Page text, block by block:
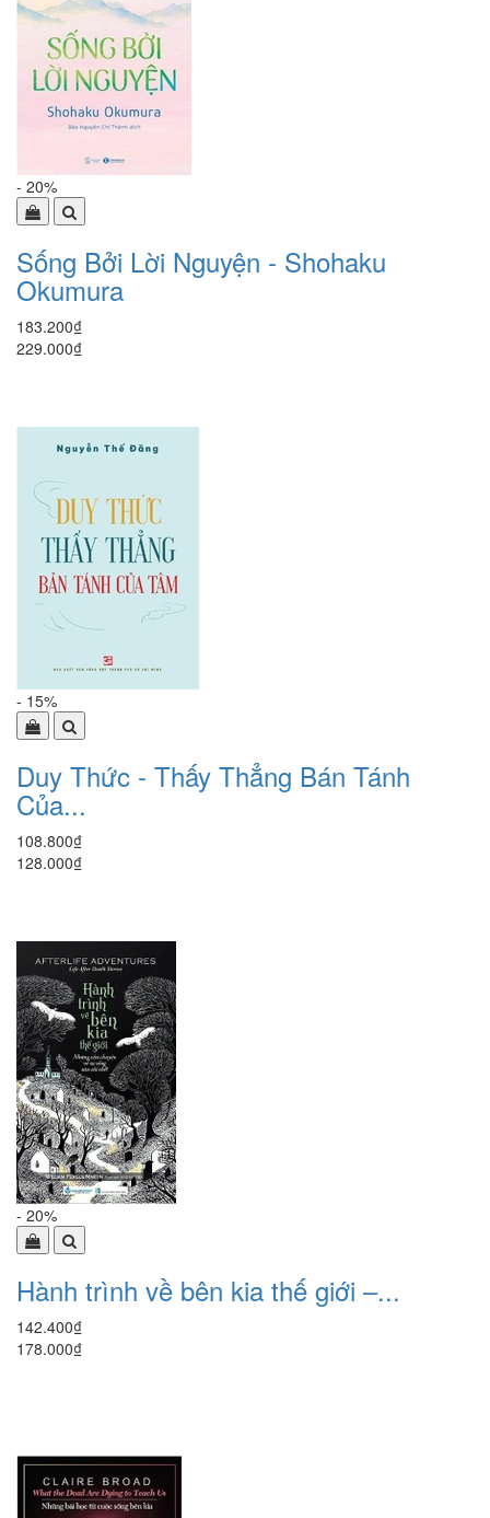
- 20%
Sống Bởi Lời Nguyện - Shohaku
Okumura
183.200₫
229.000₫
- 15%
Duy Thức - Thấy Thẳng Bán Tánh
Của...
108.800₫
128.000₫
- 20%
Hành trình về bên kia thế giới –...
142.400₫
178.000₫